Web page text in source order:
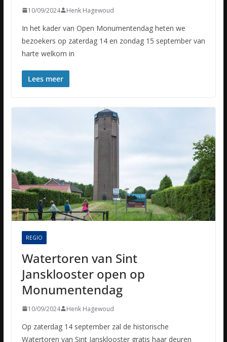
10/09/2024 Henk Hagewoud
In het kader van Open Monumentendag heten we
bezoekers op zaterdag 14 en zondag 15 september van
harte welkom in
Lees meer
REGIO
Watertoren van Sint
Jansklooster open op
Monumentendag
10/09/2024 Henk Hagewoud
Op zaterdag 14 september zal de historische
Watertoren van Sint Jansklooster gratis haar deuren